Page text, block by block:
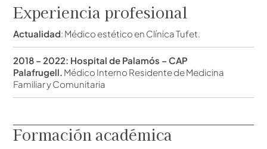
Experiencia profesional
Actualidad: Médico estético en Clínica Tufet.
2018 – 2022: Hospital de Palamós – CAP
Palafrugell. Médico Interno Residente de Medicina
Familiar y Comunitaria
Formación académica